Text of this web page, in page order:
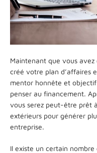
Maintenant que vous
créé votre plan d’affaires
mentor honnête et
penser au financement.
vous serez peut-être prêt
extérieurs pour générer
entreprise.
Il existe un certain